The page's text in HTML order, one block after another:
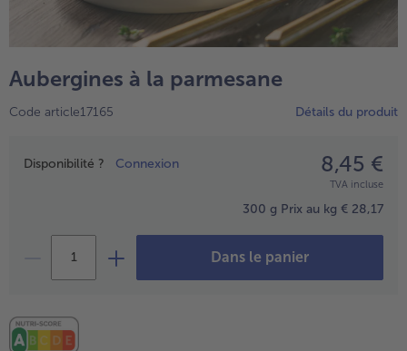
TousPlats cuisinés
Boulangerie & Pâtisserie
TousBoulangerie & Pâtisserie
TousEntrées, Apéritifs & Snacks
Produits non surgelés
TousProduits non surgelés
Aubergines à la parmesane
Code article17165 Détails du produit
Prix
Disponibilité ? Connexion 8,45 €
TVA incluse
300 g Prix au kg € 28,17
Dans le panier